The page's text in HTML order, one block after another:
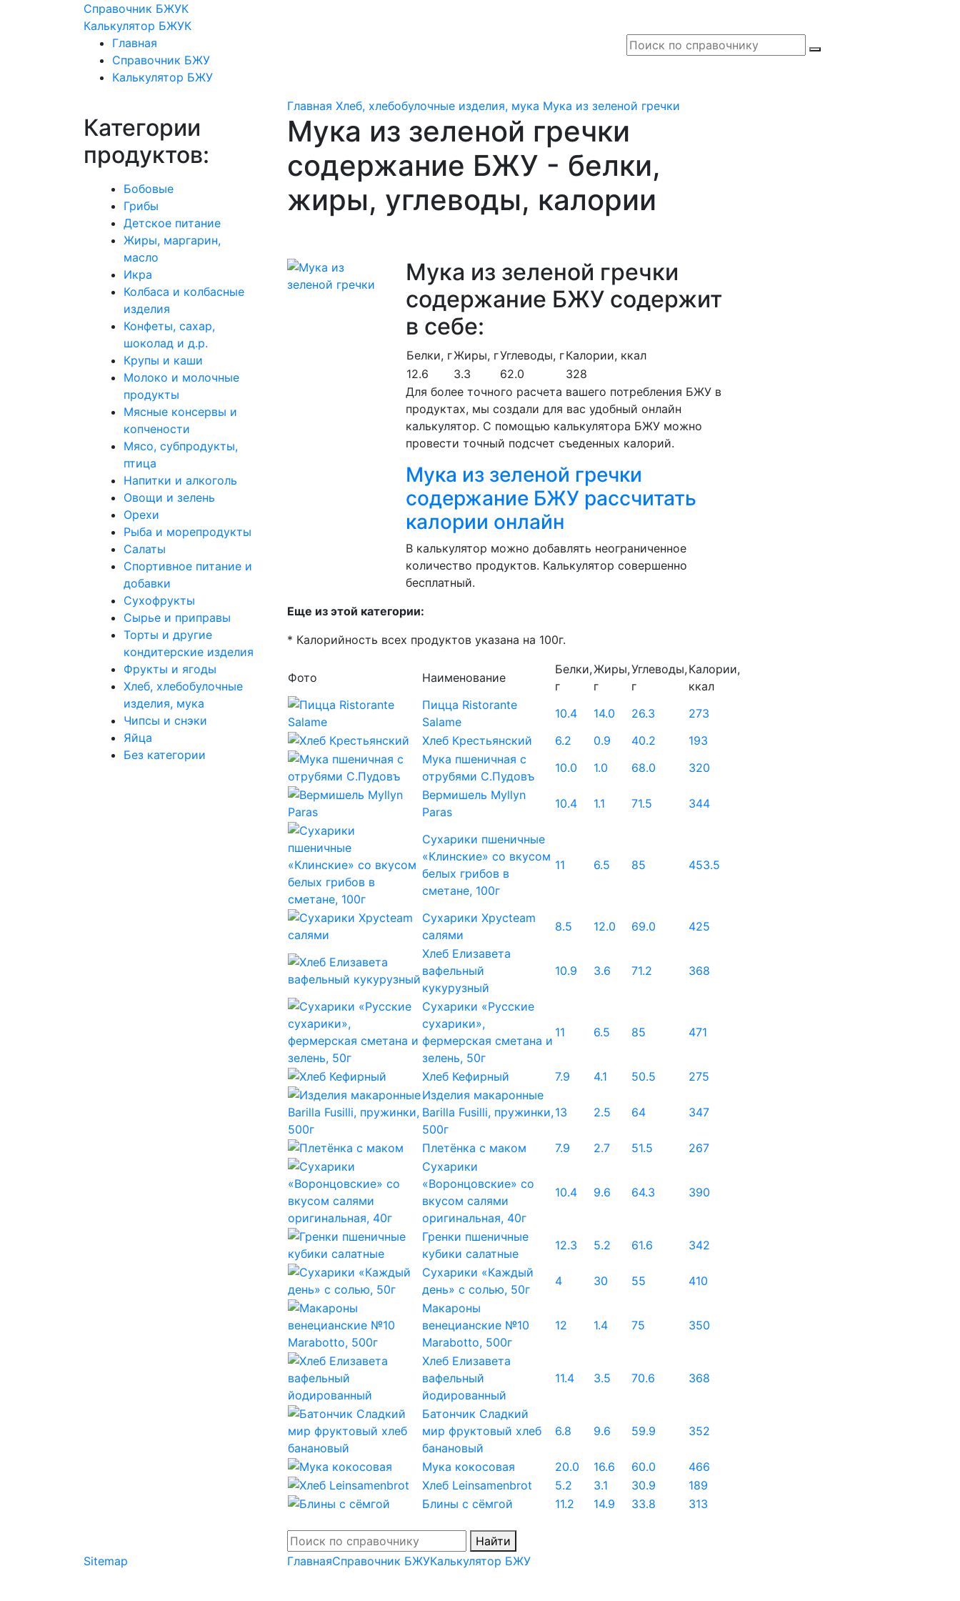
Справочник БЖУК
Калькулятор БЖУК
Главная
Справочник БЖУ
Калькулятор БЖУ
Категории
продуктов:
Бобовые
Грибы
Детское питание
Жиры, маргарин,
масло
Икра
Колбаса и колбасные
изделия
Конфеты, сахар,
шоколад и д.р.
Крупы и каши
Молоко и молочные
продукты
Мясные консервы и
копчености
Мясо, субпродукты,
птица
Напитки и алкоголь
Овощи и зелень
Орехи
Рыба и морепродукты
Салаты
Спортивное питание и
добавки
Сухофрукты
Сырье и приправы
Торты и другие
кондитерские изделия
Фрукты и ягоды
Хлеб, хлебобулочные
изделия, мука
Чипсы и снэки
Яйца
Без категории
Главная Хлеб, хлебобулочные изделия, мука Мука из зеленой гречки
Мука из зеленой гречки
содержание БЖУ - белки,
жиры, углеводы, калории
Мука из зеленой гречки
содержание БЖУ содержит
в себе:
Белки, гЖиры, гУглеводы, гКалории, ккал
12.6
3.3 62.0
328
Для более точного расчета вашего потребления БЖУ в
продуктах, мы создали для вас удобный онлайн
калькулятор. С помощью калькулятора БЖУ можно
провести точный подсчет съеденных калорий.
Мука из зеленой гречки
содержание БЖУ рассчитать
калории онлайн
В калькулятор можно добавлять неограниченное
количество продуктов. Калькулятор совершенно
бесплатный.
Еще из этой категории:
* Калорийность всех продуктов указана на 100г.
Фото Наименование
Белки,
г
Жиры,
г
Углеводы,
г
Калории,
ккал
Пицца Ristorante
Salame
10.4 14.0 26.3
273
Хлеб Крестьянский
6.2 0.9 40.2
193
Мука пшеничная с
отрубями С.Пудовъ
10.0 1.0 68.0
320
Вермишель Myllyn
Paras
10.4 1.1 71.5 344
Сухарики пшеничные
«Клинские» со вкусом
белых грибов в
сметане, 100г
11 6.5 85 453.5
Сухарики Хрусteam
салями
8.5 12.0 69.0
425
Хлеб Елизавета
вафельный
кукурузный
10.9 3.6 71.2 368
Сухарики «Русские
сухарики»,
фермерская сметана и
зелень, 50г
11 6.5 85 471
Хлеб Кефирный 7.9 4.1 50.5
275
Изделия макаронные
Barilla Fusilli, пружинки,
500г
13 2.5 64 347
Плетёнка с маком 7.9 2.7 51.5
267
Сухарики
«Воронцовские» со
вкусом салями
оригинальная, 40г
10.4 9.6 64.3 390
Гренки пшеничные
кубики салатные
12.3 5.2 61.6
342
Сухарики «Каждый
день» с солью, 50г
4 30 55
410
Макароны
венецианские №10
Marabotto, 500г
12 1.4 75 350
Хлеб Елизавета
вафельный
йодированный
11.4 3.5 70.6 368
Батончик Сладкий
мир фруктовый хлеб
банановый
6.8 9.6 59.9 352
Мука кокосовая 20.0 16.6 60.0
466
Хлеб Leinsamenbrot
5.2 3.1 30.9
189
Блины с сёмгой
11.2 14.9 33.8 313
Найти
Sitemap
ГлавнаяСправочник БЖУКалькулятор БЖУ